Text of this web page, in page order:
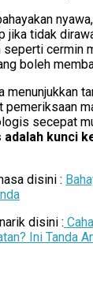
jika tidak
cermin
boleh
menunjukkan
pemeriksaan
secepat
kunci
disini :
disini :
Ini Tanda